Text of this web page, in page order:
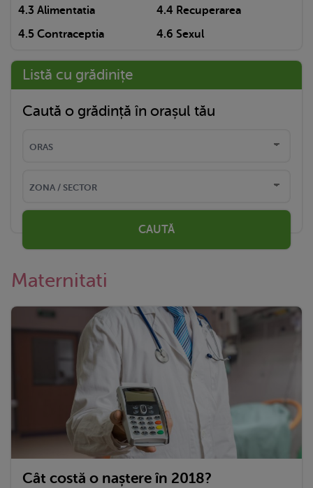
Alimentatia
Recuperarea
Contraceptia
Sexul
Listă cu grădinițe
Caută o grădință în orașul tău
CAUTĂ
Maternitati
Cât costă o naștere în 2018?